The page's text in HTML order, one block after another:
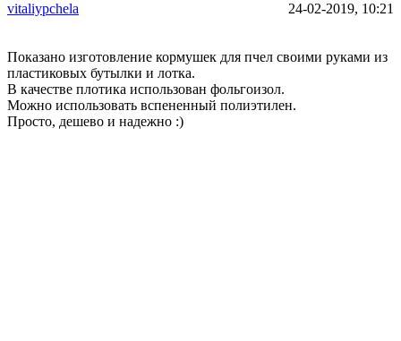
vitaliypchela 24-02-2019, 10:21
Показано изготовление кормушек для пчел своими руками из
пластиковых бутылки и лотка.
В качестве плотика использован фольгоизол.
Можно использовать вспененный полиэтилен.
Просто, дешево и надежно :)